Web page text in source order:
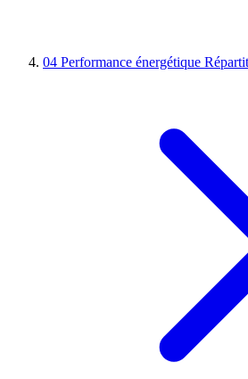
04 Performance énergétique